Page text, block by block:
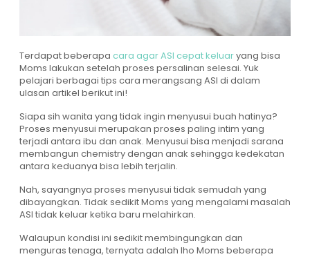
Terdapat beberapa cara agar ASI cepat keluaryang bisa
Moms lakukan setelah proses persalinan selesai. Yuk
pelajari berbagai tips cara merangsang ASI di dalam
ulasan artikel berikut ini!
Siapa sih wanita yang tidak ingin menyusui buah hatinya?
Proses menyusui merupakan proses paling intim yang
terjadi antara ibu dan anak. Menyusui bisa menjadi sarana
membangun chemistry dengan anak sehingga kedekatan
antara keduanya bisa lebih terjalin.
Nah, sayangnya proses menyusui tidak semudah yang
dibayangkan. Tidak sedikit Moms yang mengalami masalah
ASI tidak keluar ketika baru melahirkan.
Walaupun kondisi ini sedikit membingungkan dan
menguras tenaga, ternyata adalah lho Moms beberapa